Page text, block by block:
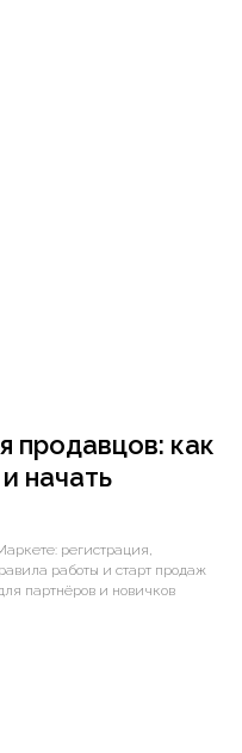
продавцов: как
начать
регистрация,
работы и старт продаж
партнёров и новичков